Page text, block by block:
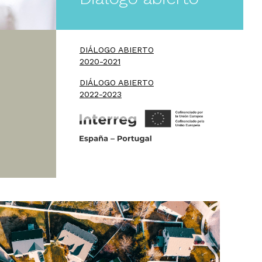
DIÁLOGO ABIERTO
2020-2021
DIÁLOGO ABIERTO
2022-2023